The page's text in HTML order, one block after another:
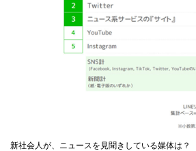
新社会人が、ニュースを見聞きしている媒体は？